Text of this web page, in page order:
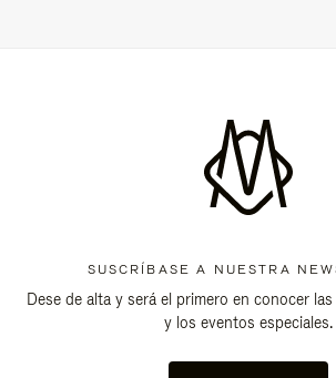
SUSCRÍBASE A NUESTRA
Dese de alta y será el primero en conocer
y los eventos especiales.